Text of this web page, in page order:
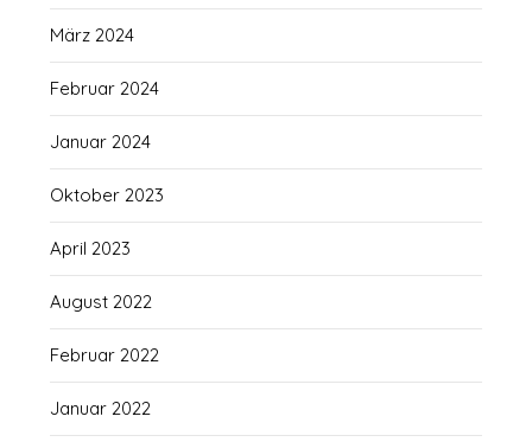
März 2024
Februar 2024
Januar 2024
Oktober 2023
April 2023
August 2022
Februar 2022
Januar 2022